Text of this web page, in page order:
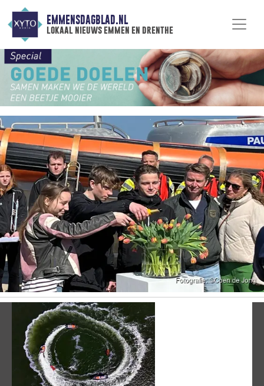
EMMENSDAGBLAD.NL
lokaal nieuws emmen en drenthe
Vorige